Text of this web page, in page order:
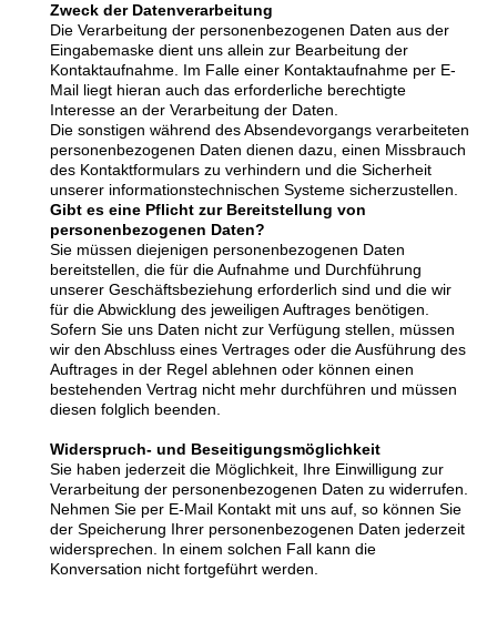
Zweck der Datenverarbeitung
Die Verarbeitung der personenbezogenen Daten aus der
Eingabemaske dient uns allein zur Bearbeitung der
Kontaktaufnahme. Im Falle einer Kontaktaufnahme per E-
Mail liegt hieran auch das erforderliche berechtigte
Interesse an der Verarbeitung der Daten.
Die sonstigen während des Absendevorgangs verarbeiteten
personenbezogenen Daten dienen dazu, einen Missbrauch
des Kontaktformulars zu verhindern und die Sicherheit
unserer informationstechnischen Systeme sicherzustellen.
Gibt es eine Pflicht zur Bereitstellung von
personenbezogenen Daten?
Sie müssen diejenigen personenbezogenen Daten
bereitstellen, die für die Aufnahme und Durchführung
unserer Geschäftsbeziehung erforderlich sind und die wir
für die Abwicklung des jeweiligen Auftrages benötigen.
Sofern Sie uns Daten nicht zur Verfügung stellen, müssen
wir den Abschluss eines Vertrages oder die Ausführung des
Auftrages in der Regel ablehnen oder können einen
bestehenden Vertrag nicht mehr durchführen und müssen
diesen folglich beenden.
Widerspruch- und Beseitigungsmöglichkeit
Sie haben jederzeit die Möglichkeit, Ihre Einwilligung zur
Verarbeitung der personenbezogenen Daten zu widerrufen.
Nehmen Sie per E-Mail Kontakt mit uns auf, so können Sie
der Speicherung Ihrer personenbezogenen Daten jederzeit
widersprechen. In einem solchen Fall kann die
Konversation nicht fortgeführt werden.